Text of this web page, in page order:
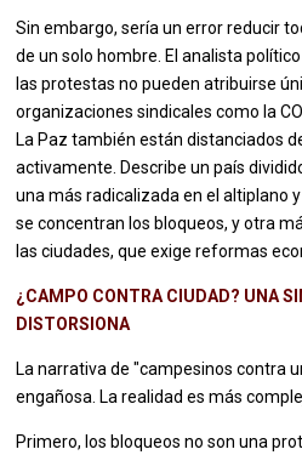
Sin embargo, sería un error reducir
de un solo hombre. El analista
las protestas no pueden atribuirse
organizaciones sindicales como la
La Paz también están distanciados
activamente. Describe un país
una más radicalizada en el altiplano
se concentran los bloqueos, y otra
las ciudades, que exige reformas
¿CAMPO CONTRA CIUDAD? UNA
DISTORSIONA
La narrativa de "campesinos contra
engañosa. La realidad es más
Primero, los bloqueos no son una